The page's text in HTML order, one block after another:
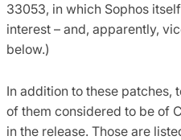
33053, in which Sophos
interest – and, apparently,
below.)
In addition to these patches,
of them considered to be of
in the release. Those are